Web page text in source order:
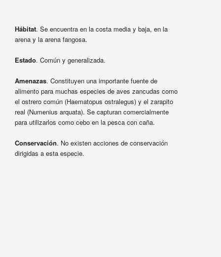
Hábitat. Se encuentra en la costa media y baja, en la
arena y la arena fangosa.
Estado. Común y generalizada.
Amenazas. Constituyen una importante fuente de
alimento para muchas especies de aves zancudas como
el ostrero común (Haematopus ostralegus) y el zarapito
real (Numenius arquata). Se capturan comercialmente
para utilizarlos como cebo en la pesca con caña.
Conservación. No existen acciones de conservación
dirigidas a esta especie.